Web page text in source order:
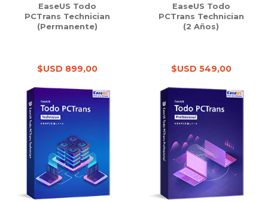
EaseUS Todo
PCTrans Technician
(Permanente)
$USD 899,00
EaseUS Todo
PCTrans Technician
(2 Años)
$USD 549,00